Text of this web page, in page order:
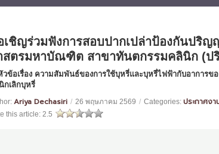
เชิญร่วมฟังการสอบปากเปล่าป้องกันปริ
สตรมหาบัณฑิต สาขาทันตกรรมคลินิก (ป
วข้อเรื่อง ความสัมพันธ์ของการใช้บุหรี่และบุหรี่ไฟฟ้ากับอาการข
กเลิกบุหรี่
Ariya Dechasiri / 26 พฤษภาคม 2569 / Categories: ประกาศงา
this article: 2.5